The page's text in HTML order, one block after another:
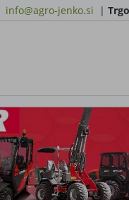
info@agro-jenko.si |